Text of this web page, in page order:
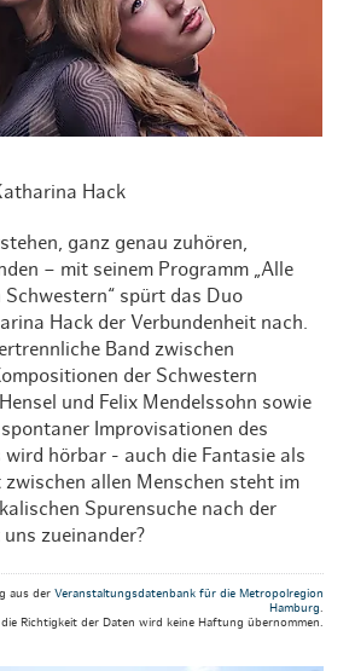
Hack
ganz genau zuhören,
– mit seinem Programm „Alle
Schwestern“ spürt das Duo
Hack der Verbundenheit nach.
Band zwischen
der Schwestern
und Felix Mendelssohn sowie
Improvisationen des
hörbar - auch die Fantasie als
allen Menschen steht im
Spurensuche nach der
zueinander?
aus der Veranstaltungsdatenbank für die Metropolregion
Hamburg.
Richtigkeit der Daten wird keine Haftung übernommen.